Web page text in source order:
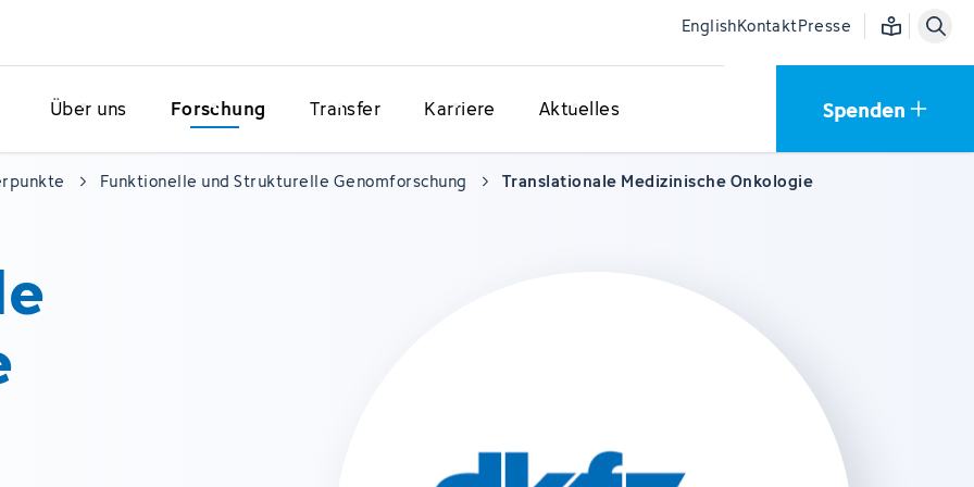
EnglishKontaktPresse Einfache
Über uns Forschung Transfer Karriere Aktuelles Spenden
Funktionelle und Strukturelle Genomforschung Translationale Medizinische Onkologie